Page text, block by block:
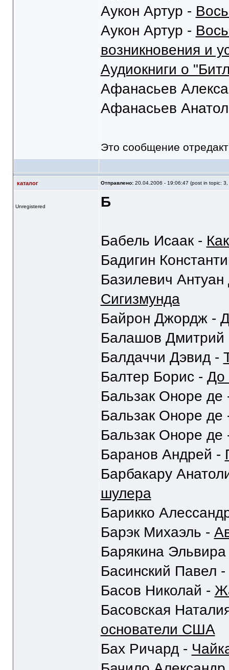
Аукон Артур -
Аукон Артур -
возникновения и
Аудиокниги о
Афанасьев
Афанасьев
Это сообщение
каталог Отправлено: 20.04.2006 - 19:06:47 (post in topic: 3,
Unregistered Б
Бабель Исаак -
Бадигин
Базилевич
Сигизмунда
Байрон Джордж -
Балашов
Балдаччи Дэвид -
Балтер Борис - До
Бальзак Оноре
Бальзак Оноре
Бальзак Оноре
Баранов Андрей -
Барбакару
шулера
Барикко
Барэк Михаэль -
Барякина
Басинский Павел -
Басов Николай -
Басовская
основатели США
Бах Ричард -